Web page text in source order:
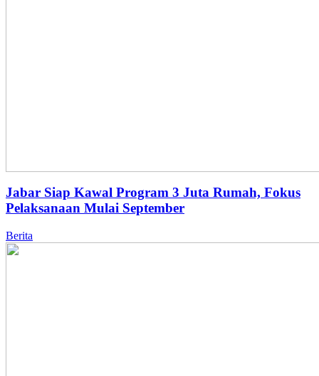
Jabar Siap Kawal Program 3 Juta Rumah, Fokus
Pelaksanaan Mulai September
Berita